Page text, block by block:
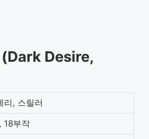
(Dark Desire,
리, 스릴러
18부작